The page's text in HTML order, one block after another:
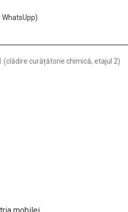
WhatsUpp)
(clădire curățătorie chimică, etajul 2)